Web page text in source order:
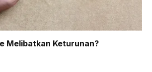
Melibatkan Keturunan?